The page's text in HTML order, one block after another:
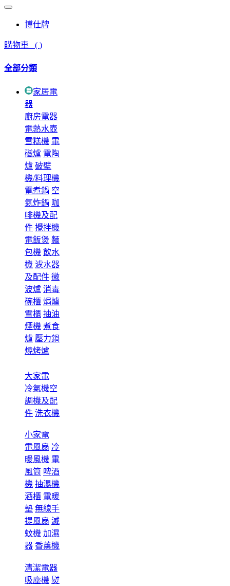
博仕牌
購物車 ( )
全部分類
家居電
器
廚房電器
電熱水壺
雪糕機 電
磁爐 電陶
爐 破壁
機/料理機
電煮鍋 空
氣炸鍋 咖
啡機及配
件 攪拌機
電飯煲 麵
包機 飲水
機 濾水器
及配件 微
波爐 消毒
碗櫃 焗爐
雪櫃 抽油
煙機 煮食
爐 壓力鍋
燒烤爐
大家電
冷氣機空
調機及配
件 洗衣機
小家電
電風扇 冷
暖風機 電
風筒 啤酒
機 抽濕機
酒櫃 電暖
墊 無線手
提風扇 滅
蚊機 加濕
器 香薰機
清潔電器
吸塵機 熨